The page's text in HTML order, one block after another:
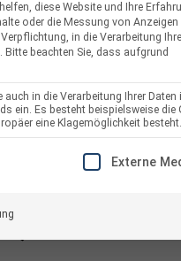
Unterkonstruktion
16927
diese Website und Ihre
oder die Messung von Anzeigen
in die Verarbeitung
Bitte beachten Sie, dass aufgrund
in die Verarbeitung Ihrer Daten
ein. Es besteht beispielsweise die
eine Klagemöglichkeit besteht.
DIE ERSTEExterne